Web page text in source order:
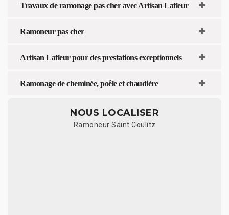
Travaux de ramonage pas cher avec Artisan Lafleur
Ramoneur pas cher
Artisan Lafleur pour des prestations exceptionnels
Ramonage de cheminée, poêle et chaudière
NOUS LOCALISER
Ramoneur Saint Coulitz